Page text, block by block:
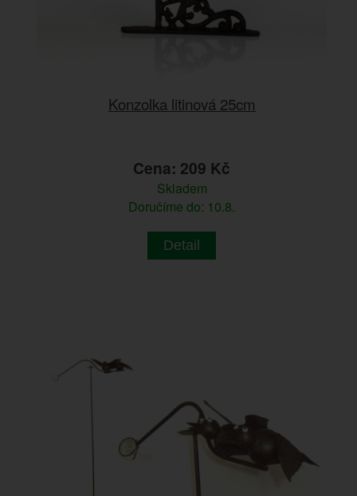
Konzolka litinová 25cm
Cena: 209 Kč
Skladem
Doručíme do: 10.8.
Detail